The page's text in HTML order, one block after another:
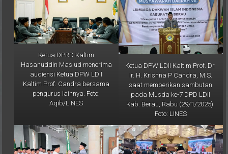
Ketua DPRD Kaltim
Hasanuddin Mas'ud menerima
audiensi Ketua DPW LDII
Kaltim Prof. Candra bersama
pengurus lainnya. Foto:
Aqib/LINES
Ketua DPW LDII Kaltim Prof. Dr.
Ir. H. Krishna P Candra, M.S.
saat memberikan sambutan
pada Musda ke-7 DPD LDII
Kab. Berau, Rabu (29/1/2025).
Foto: LINES